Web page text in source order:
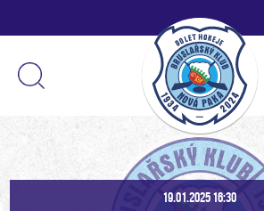
19.01.2025 16:30